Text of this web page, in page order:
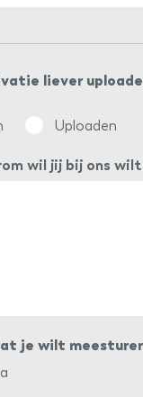
liever
Uploaden
wil jij bij ons wilt
je wilt